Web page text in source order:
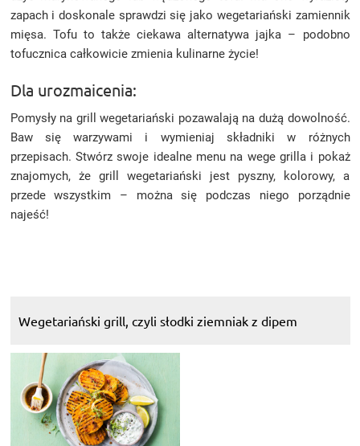
zapach i doskonale sprawdzi się jako wegetariański zamiennik
mięsa. Tofu to także ciekawa alternatywa jajka – podobno
tofucznica całkowicie zmienia kulinarne życie!
Dla urozmaicenia:
Pomysły na grill wegetariański pozawalają na dużą dowolność.
Baw się warzywami i wymieniaj składniki w różnych
przepisach. Stwórz swoje idealne menu na wege grilla i pokaż
znajomych, że grill wegetariański jest pyszny, kolorowy, a
przede wszystkim – można się podczas niego porządnie
najeść!
Wegetariański grill, czyli słodki ziemniak z dipem